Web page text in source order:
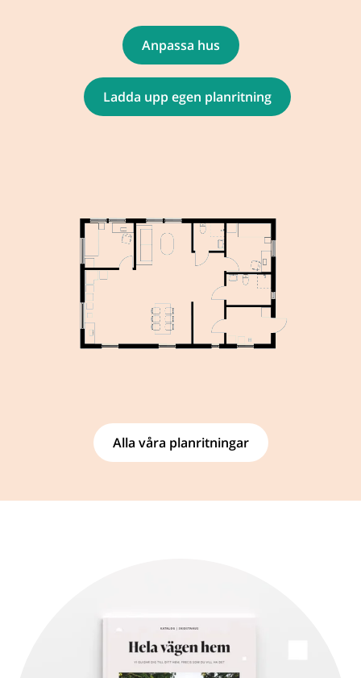
Anpassa hus
Ladda upp egen planritning
Alla våra planritningar